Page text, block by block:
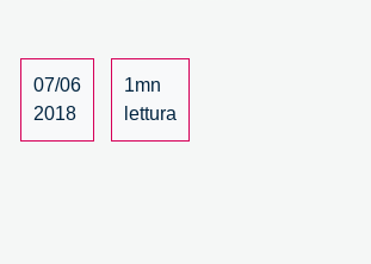
medicina
di
precisione
–
07/06
2018
1mn
lettura